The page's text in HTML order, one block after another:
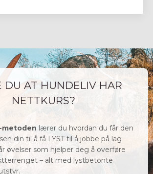
DU AT HUNDELIV HAR
NETTKURS?
metoden lærer du hvordan du får den
din til å få LYST til å jobbe på lag
øvelser som hjelper deg å overføre
– alt med lystbetonte